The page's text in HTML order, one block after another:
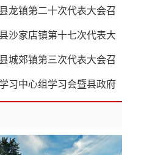
龙镇第二十次代表大会召
沙家店镇第十七次代表大
城郊镇第三次代表大会召
习中心组学习会暨县政府
会议召开